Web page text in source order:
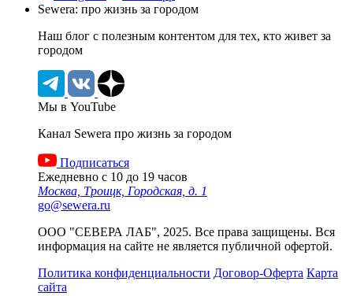
Sewera: про жизнь за городом
Наш блог c полезным контентом для тех, кто живет за
городом
Мы в YouTube
Канал Sewera про жизнь за городом
Подписаться
Ежедневно с 10 до 19 часов
Москва, Троицк, Городская, д. 1
go@sewera.ru
ООО "СЕВЕРА ЛАБ", 2025. Все права защищены. Вся
информация на сайте не является публичной офертой.
Политика конфиденциальности Договор-Оферта Карта
сайта